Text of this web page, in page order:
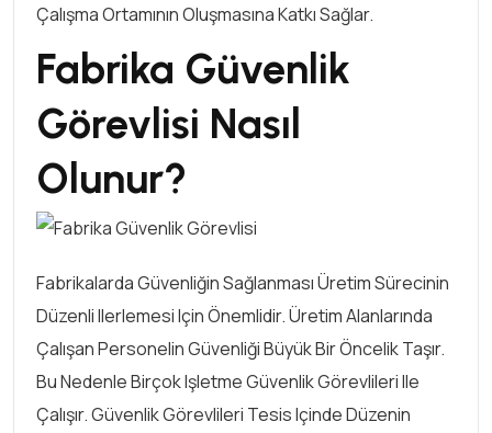
Çalışma Ortamının Oluşmasına Katkı Sağlar.
Fabrika Güvenlik
Görevlisi Nasıl
Olunur?
Fabrikalarda Güvenliğin Sağlanması Üretim Sürecinin
Düzenli Ilerlemesi Için Önemlidir. Üretim Alanlarında
Çalışan Personelin Güvenliği Büyük Bir Öncelik Taşır.
Bu Nedenle Birçok Işletme Güvenlik Görevlileri Ile
Çalışır. Güvenlik Görevlileri Tesis Içinde Düzenin